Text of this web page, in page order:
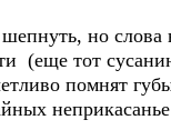
но слова
(еще тот
помнят